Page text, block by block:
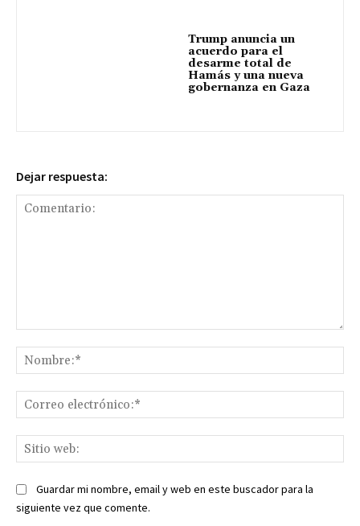
Trump anuncia un
acuerdo para el
desarme total de
Hamás y una nueva
gobernanza en Gaza
Dejar respuesta:
Guardar mi nombre, email y web en este buscador para la
siguiente vez que comente.